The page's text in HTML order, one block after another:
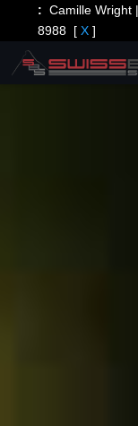
:Camille Wright
8988 [X ]